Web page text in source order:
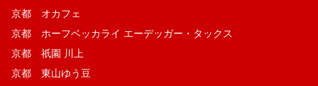
京都 オカフェ
京都 ホーフベッカライ エーデッガー・タックス
京都 祇園 川上
京都 東山ゆう豆